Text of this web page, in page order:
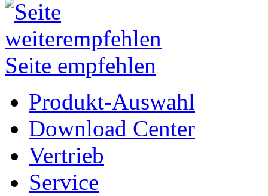
Seite empfehlen
Produkt-Auswahl
Download Center
Vertrieb
Service